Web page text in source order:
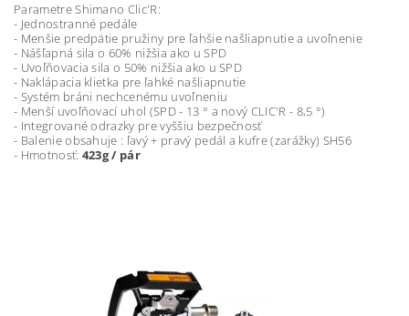
Parametre Shimano Clic'R:
- Jednostranné pedále
- Menšie predpätie pružiny pre ľahšie našliapnutie a uvoľnenie
- Nášľapná sila o 60% nižšia ako u SPD
- Uvoľňovacia sila o 50% nižšia ako u SPD
- Naklápacia klietka pre ľahké našliapnutie
- Systém bráni nechcenému uvoľneniu
- Menší uvoľňovací uhol (SPD - 13 ° a nový CLIC'R - 8,5 °)
- Integrované odrazky pre vyššiu bezpečnosť
- Balenie obsahuje : ľavý + pravý pedál a kufre (zarážky) SH56
- Hmotnosť: 423g / pár